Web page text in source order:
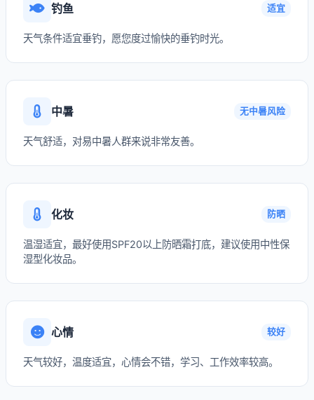
钓鱼 适宜
天气条件适宜垂钓，愿您度过愉快的垂钓时光。
中暑 无中暑风险
天气舒适，对易中暑人群来说非常友善。
化妆 防晒
温湿适宜，最好使用SPF20以上防晒霜打底，建议使用中性保
湿型化妆品。
心情 较好
天气较好，温度适宜，心情会不错，学习、工作效率较高。